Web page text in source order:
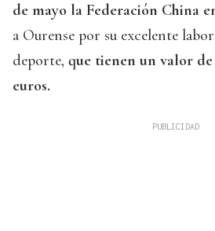
de mayo la Federación China
a Ourense por su excelente
deporte, que tienen un valor de
euros.